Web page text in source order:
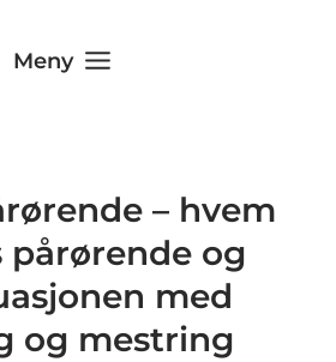
Meny
– hvem
pårørende og
med
og mestring